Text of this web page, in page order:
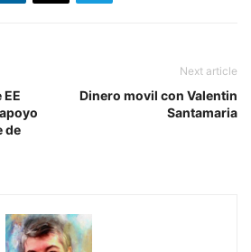
de
Next article
Dinero movil con Valentin
Santamaria